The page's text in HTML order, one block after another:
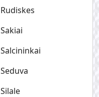
Rudiskes
Sakiai
Salcininkai
Seduva
Silale